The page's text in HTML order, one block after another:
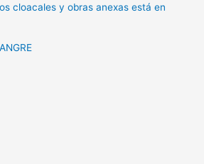
cloacales y obras anexas está en